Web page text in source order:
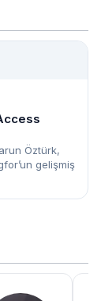
Öztürk,
gelişmiş